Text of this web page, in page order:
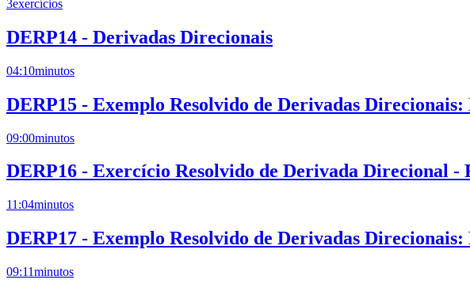
3exercícios
DERP14 - Derivadas Direcionais
04:10minutos
DERP15 - Exemplo Resolvido de Derivadas
09:00minutos
DERP16 - Exercício Resolvido de Derivada Direcional -
11:04minutos
DERP17 - Exemplo Resolvido de Derivadas
09:11minutos